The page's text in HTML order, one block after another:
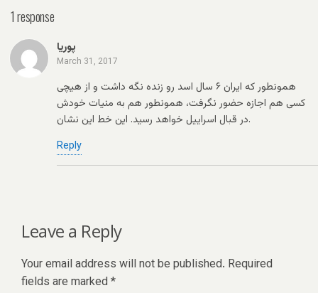
1 response
پوريا
March 31, 2017
همونطور که ایران ۶ سال اسد رو زنده نگه داشت و از هیچی
کسی هم اجازه حضور نگرفت، همونطور هم به منیات خودش
در قبال اسراییل خواهد رسید. این خط این نشان.
Reply
Leave a Reply
Your email address will not be published. Required
fields are marked *